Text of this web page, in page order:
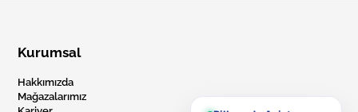
Kurumsal
Hakkımızda
Mağazalarımız